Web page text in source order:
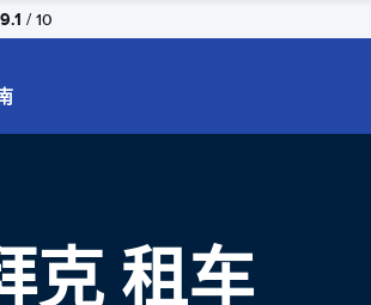
9.1 / 10
克 租车